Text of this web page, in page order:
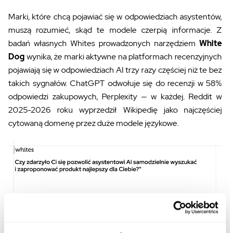
Marki, które chcą pojawiać się w odpowiedziach asystentów,
muszą rozumieć, skąd te modele czerpią informacje. Z
badań własnych Whites prowadzonych narzędziem White
Dogwynika, że marki aktywne na platformach recenzyjnych
pojawiają się w odpowiedziach AI trzy razy częściej niż te bez
takich sygnałów. ChatGPT odwołuje się do recenzji w 58%
odpowiedzi zakupowych, Perplexity — w każdej. Reddit w
2025-2026 roku wyprzedził Wikipedię jako najczęściej
cytowaną domenę przez duże modele językowe.